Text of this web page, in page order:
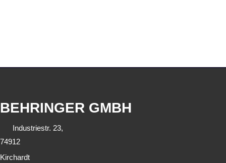
BEHRINGER GMBH
Industriestr. 23,
74912
Kirchardt